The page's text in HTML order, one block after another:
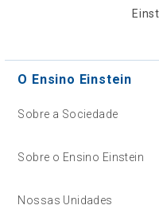
O Ensino Einstein
Sobre a Sociedade
Sobre o Ensino Einstein
Nossas Unidades